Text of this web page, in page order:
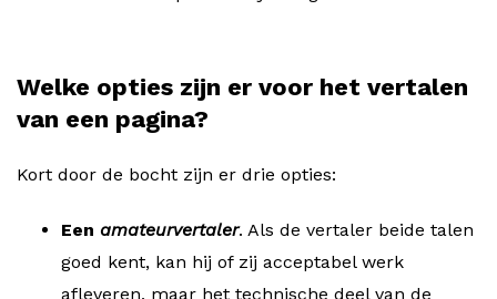
Welke opties zijn er voor het vertalen
van een pagina?
Kort door de bocht zijn er drie opties:
Een amateurvertaler. Als de vertaler beide talen
goed kent, kan hij of zij acceptabel werk
afleveren, maar het technische deel van de